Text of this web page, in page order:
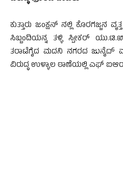
ಕುತ್ತಾರು ಜಂಕ್ಷನ್ ನಲ್ಲಿ ಕೊರಗಜ್ಜನ
ಸಿಬ್ಬಂದಿಯನ್ನ ತಳ್ಳಿ ಸ್ಪೀಕರ್
ತರಾಟೆಗೈದ ಮದನಿ ನಗರದ ಜುನೈದ್
ವಿರುದ್ಧ ಉಳ್ಳಾಲ ಠಾಣೆಯಲ್ಲಿ ಎಫ್‌